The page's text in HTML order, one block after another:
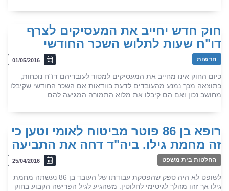
חוק חדש יחייב את המעסיקים לצרף
דו"ח שעות לתלוש השכר החודשי
01/05/2016 חדשות
כיום החוק אינו מחייב את המעסיקים למסור לעובדיהם דו"ח נוכחות,
כתוצאה מכך נמנע מהעובדים לדעת בוודאות אם השכר החודשי שקיבלו
מחושב נכון ואם הם קיבלו את מלוא התמורה המגיעה להם
רופא בן 86 פוטר מביטוח לאומי וטען כי
זה מחמת גילו. ביה"ד דחה את התביעה
25/04/2016 החלטות בית משפט
לשופט לא היה ספק שהפסקת עבודתו של העובד בן 86 נעשתה מחמת
גילו אך זהו מהלך לגיטימי לחלוטין. משהגיע לגיל הפרישה הקבוע בחוק